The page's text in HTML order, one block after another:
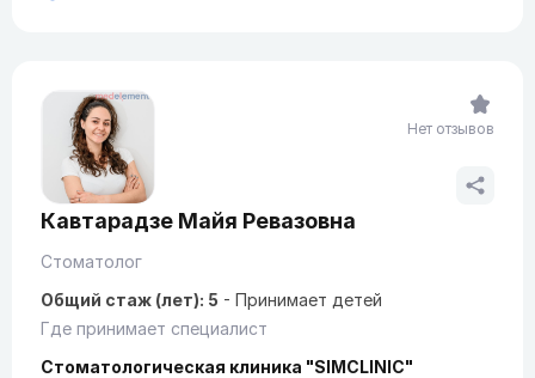
Кавтарадзе Майя Ревазовна
Стоматолог
Общий стаж (лет): 5 - Принимает детей
Где принимает специалист
Стоматологическая клиника "SIMCLINIC"
Нет отзывов